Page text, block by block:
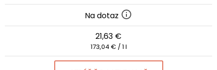
Na dotaz
21,63 €
173,04 € / 1 l